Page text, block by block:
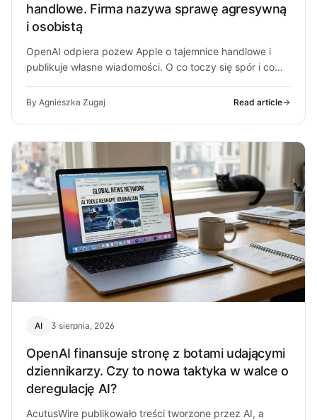
handlowe. Firma nazywa sprawę agresywną
i osobistą
OpenAI odpiera pozew Apple o tajemnice handlowe i
publikuje własne wiadomości. O co toczy się spór i co
By Agnieszka Zugaj Read article
AI 3 sierpnia, 2026
OpenAI finansuje stronę z botami udającymi
dziennikarzy. Czy to nowa taktyka w walce o
deregulację AI?
AcutusWire publikowało treści tworzone przez AI, a